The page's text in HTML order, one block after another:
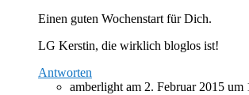
Einen guten Wochenstart für Dich.
LG Kerstin, die wirklich bloglos ist!
Antworten
amberlight am 2. Februar 2015 um